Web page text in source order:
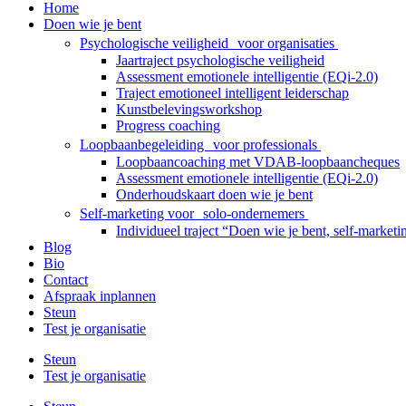
Home
Doen wie je bent
Psychologische veiligheid voor organisaties
Jaartraject psychologische veiligheid
Assessment emotionele intelligentie (EQi-2.0)
Traject emotioneel intelligent leiderschap
Kunstbelevingsworkshop
Progress coaching
Loopbaanbegeleiding voor professionals
Loopbaancoaching met VDAB-loopbaancheques
Assessment emotionele intelligentie (EQi-2.0)
Onderhoudskaart doen wie je bent
Self-marketing voor solo-ondernemers
Individueel traject “Doen wie je bent, self-
Blog
Bio
Contact
Afspraak inplannen
Steun
Test je organisatie
Steun
Test je organisatie